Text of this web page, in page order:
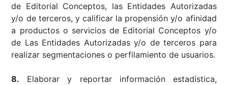
de Editorial Conceptos, las Entidades Autorizadas
y/o de terceros, y calificar la propensión y/o afinidad
a productos o servicios de Editorial Conceptos y/o
de Las Entidades Autorizadas y/o de terceros para
realizar segmentaciones o perfilamiento de usuarios.
8. Elaborar y reportar información estadística,